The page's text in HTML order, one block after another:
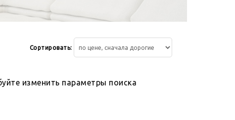
Сортировать:
изменить параметры поиска